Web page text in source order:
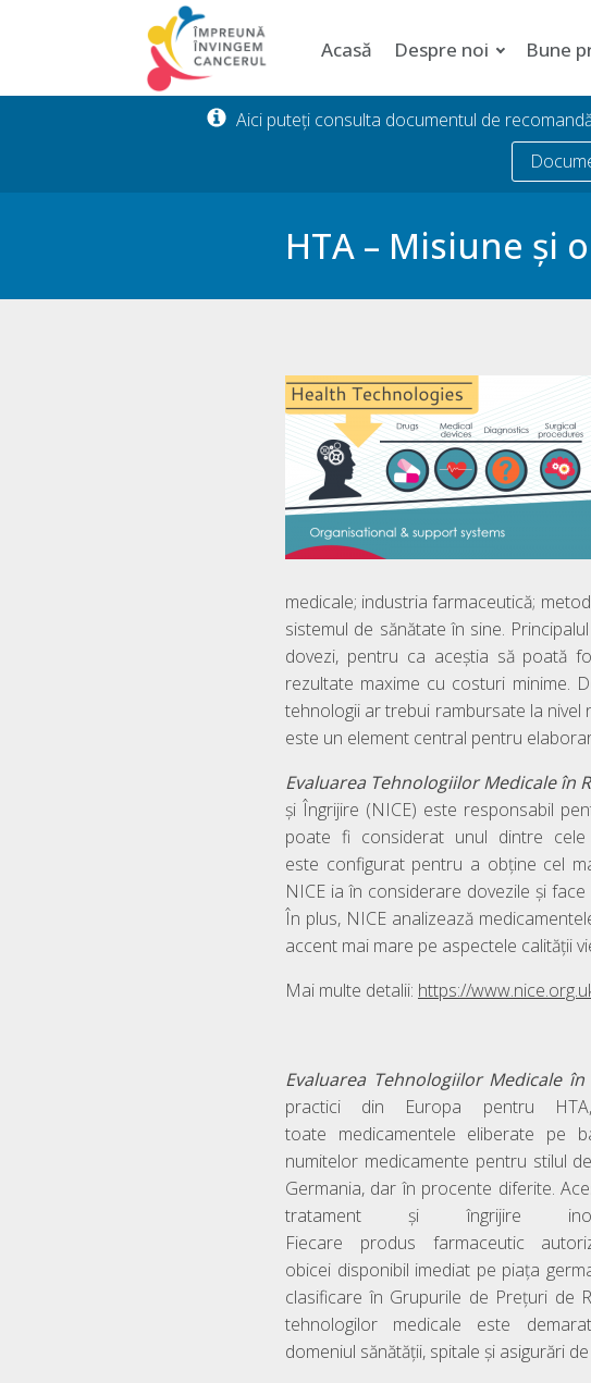
Acasă Despre noi Bune
Aici puteți consulta documentul de
HTA – Misiune și
medicale; industria farmaceutică;
sistemul de sănătate în sine.
dovezi, pentru ca aceștia să poată
rezultate maxime cu costuri minime.
tehnologii ar trebui rambursate la nivel
este un element central pentru
Evaluarea TehnologiilorMedicale în
și Îngrijire (NICE) este responsabil
poate fi considerat unul dintre
este configurat pentru a obține cel
NICE ia în considerare dovezile și
În plus, NICE analizează
accent mai mare pe aspectele calității
Mai multe detalii: https://
Evaluarea Tehnologiilor Medicale în
practici din Europa pentru
toate medicamentele eliberate pe
numitelor medicamente pentru stilul
Germania, dar în procente diferite.
tratament și îngrijire
Fiecare produs farmaceutic
obicei disponibil imediat pe piața
clasificare în Grupurile de Prețuri de
tehnologilor medicale este
domeniul sănătății, spitale și asigurări